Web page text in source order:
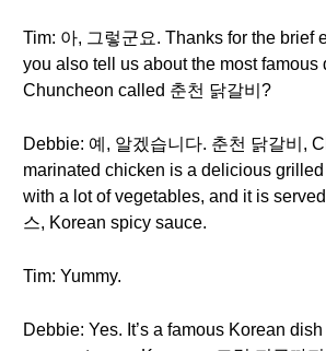
Tim: 아, 그렇군요. Thanks for the brief
you also tell us about the most famous
Chuncheon called 춘천 닭갈비?
Debbie: 예, 알겠습니다. 춘천 닭갈비,
marinated chicken is a delicious
with a lot of vegetables, and it is
스, Korean spicy sauce.
Tim: Yummy.
Debbie: Yes. It’s a famous Korean